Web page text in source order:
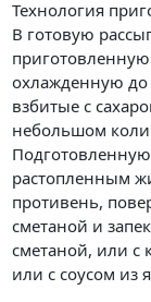
Технология
В готовую
охлажденную до
взбитые с
небольшом
растопленным
противень,
сметаной и
сметаной, или
или с соусом из